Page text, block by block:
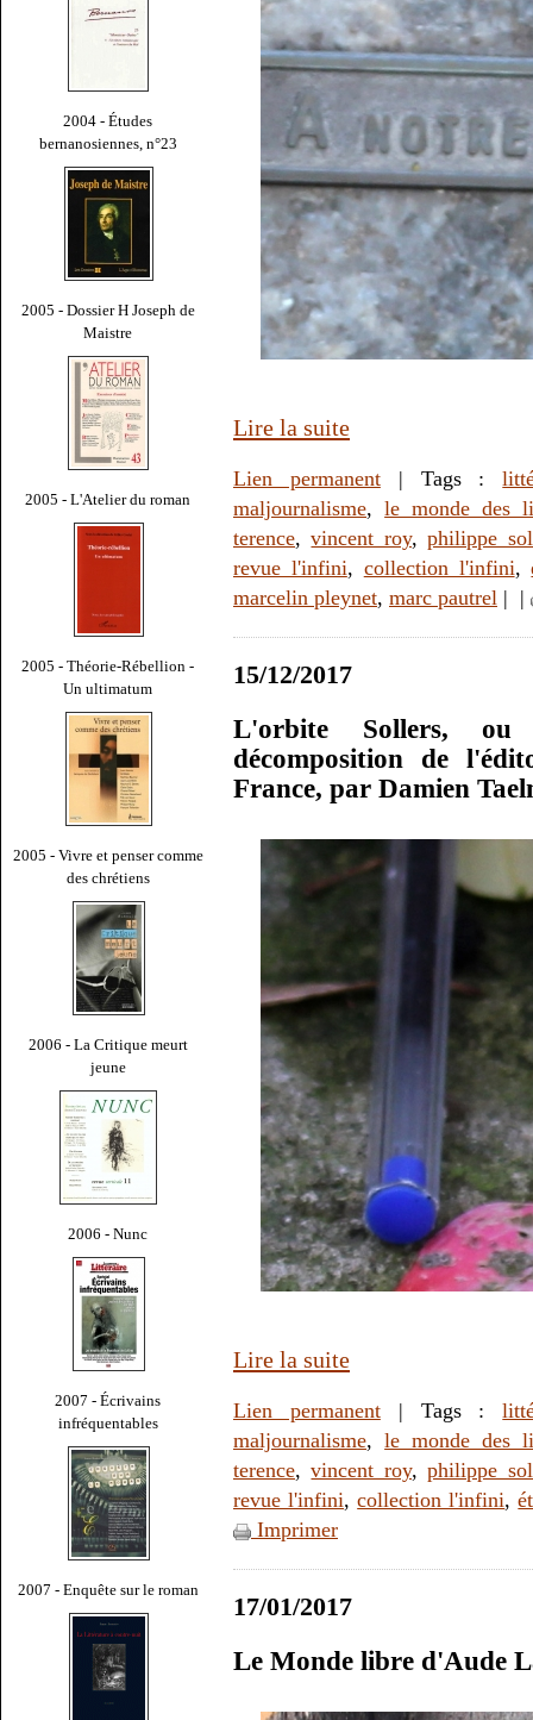
2004 - Études
bernanosiennes, n°23
2005 - Dossier H Joseph de
Maistre
2005 - L'Atelier du roman
2005 - Théorie-Rébellion -
Un ultimatum
2005 - Vivre et penser comme
des chrétiens
2006 - La Critique meurt
jeune
2006 - Nunc
2007 - Écrivains
infréquentables
2007 - Enquête sur le roman
Lire la suite
Lien permanent| Tags :
maljournalisme,le monde des
terence,vincent roy,philippe
revue l'infini, collection l'infini,
marcelin pleynet, marc pautrel | |
15/12/2017
L'orbite Sollers,
décomposition de
France, par Damien
Lire la suite
Lien permanent| Tags :
maljournalisme,le monde des
terence,vincent roy,philippe
revue l'infini,collection l'infini,
Imprimer
17/01/2017
Le Monde libre d'Aude